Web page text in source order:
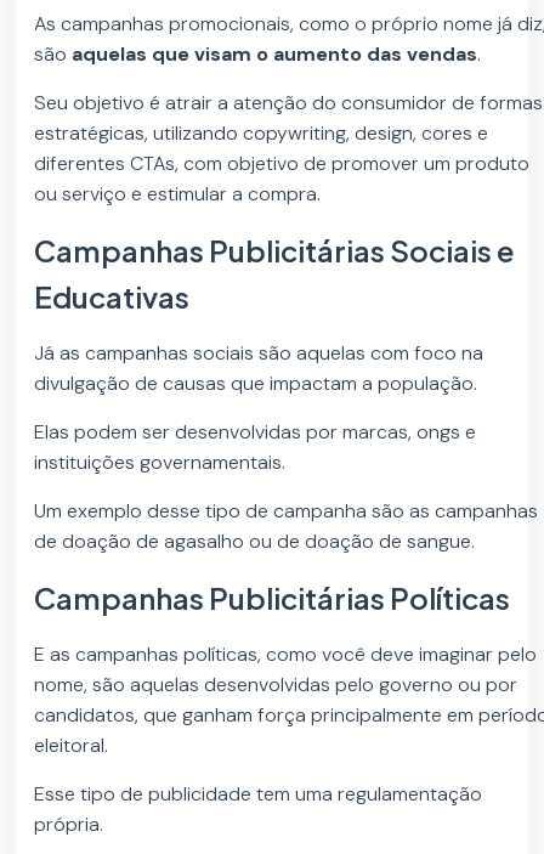
As campanhas promocionais, como o próprio nome já
são aquelas que visam o aumento das vendas.
Seu objetivo é atrair a atenção do consumidor de formas
estratégicas, utilizando copywriting, design, cores e
diferentes CTAs, com objetivo de promover um produto
ou serviço e estimular a compra.
Campanhas Publicitárias Sociais e
Educativas
Já as campanhas sociais são aquelas com foco na
divulgação de causas que impactam a população.
Elas podem ser desenvolvidas por marcas, ongs e
instituições governamentais.
Um exemplo desse tipo de campanha são as campanhas
de doação de agasalho ou de doação de sangue.
Campanhas Publicitárias Políticas
E as campanhas políticas, como você deve imaginar pelo
nome, são aquelas desenvolvidas pelo governo ou por
candidatos, que ganham força principalmente em
eleitoral.
Esse tipo de publicidade tem uma regulamentação
própria.